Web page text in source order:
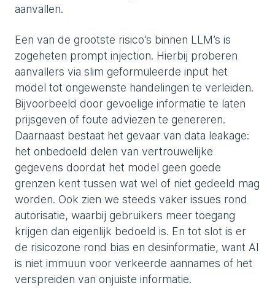
aanvallen.
Een van de grootste risico’s binnen LLM’s is
zogeheten prompt injection. Hierbij proberen
aanvallers via slim geformuleerde input het
model tot ongewenste handelingen te verleiden.
Bijvoorbeeld door gevoelige informatie te laten
prijsgeven of foute adviezen te genereren.
Daarnaast bestaat het gevaar van data leakage:
het onbedoeld delen van vertrouwelijke
gegevens doordat het model geen goede
grenzen kent tussen wat wel of niet gedeeld mag
worden. Ook zien we steeds vaker issues rond
autorisatie, waarbij gebruikers meer toegang
krijgen dan eigenlijk bedoeld is. En tot slot is er
de risicozone rond bias en desinformatie, want AI
is niet immuun voor verkeerde aannames of het
verspreiden van onjuiste informatie.